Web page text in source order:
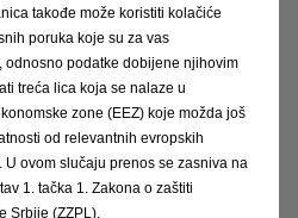
sklopa
s dosegom od 533 km (WLTP)
hybrid
takođe može koristiti kolačiće
poruka koje su za vas
odnosno podatke dobijene njihovim
treća lica koja se nalaze u
zone (EEZ) koje možda još
od relevantnih evropskih
ovom slučaju prenos se zasniva na
1. tačka 1. Zakona o zaštiti
Srbije (ZZPL).